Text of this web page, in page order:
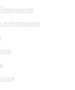
информация